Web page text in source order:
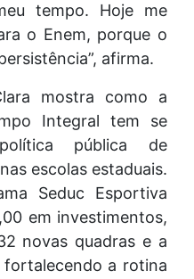
tempo. Hoje me
o Enem, porque o
afirma.
mostra como a
Integral tem se
pública de
escolas estaduais.
Seduc Esportiva
em investimentos,
novas quadras e a
a rotina